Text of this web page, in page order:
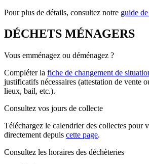
Pour plus de détails, consultez notre guide
DÉCHETS MÉNAGERS
Vous emménagez ou déménagez ?
Compléter la fiche de changement de
justificatifs nécessaires (attestation de vente
lieux, bail, etc.).
Consultez vos jours de collecte
Téléchargez le calendrier des collectes pour
directement depuis cette page.
Consultez les horaires des déchèteries